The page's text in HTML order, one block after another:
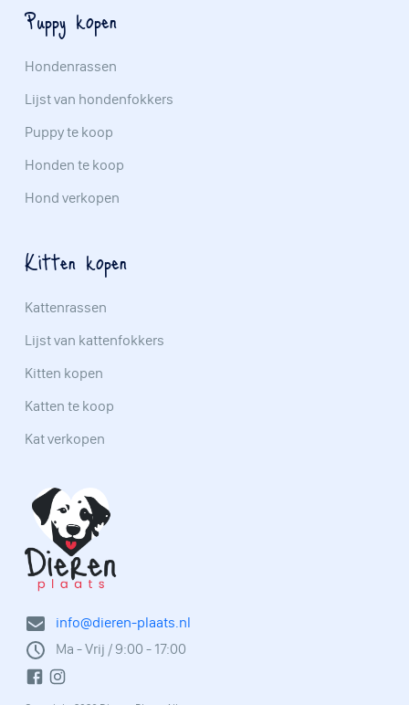
info@dieren-plaats.nl
Ma - Vrij / 9:00 - 17:00
Puppy kopen
Hondenrassen
Lijst van hondenfokkers
Puppy te koop
Honden te koop
Hond verkopen
Kitten kopen
Kattenrassen
Lijst van kattenfokkers
Kitten kopen
Katten te koop
Kat verkopen